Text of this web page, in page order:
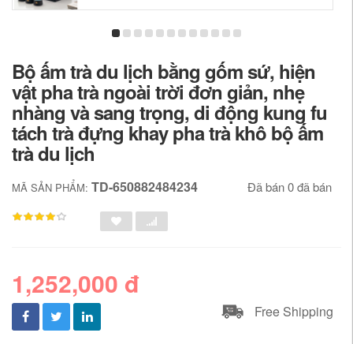
Bộ ấm trà du lịch bằng gốm sứ, hiện
vật pha trà ngoài trời đơn giản, nhẹ
nhàng và sang trọng, di động kung fu
tách trà đựng khay pha trà khô bộ ấm
trà du lịch
MÃ SẢN PHẨM: TD-650882484234 Đã bán 0 đã bán
1,252,000 đ
Free Shipping